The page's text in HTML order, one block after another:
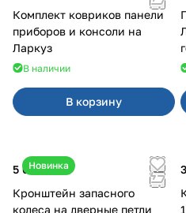
Комплект ковриков панели
приборов и консоли на
Ларкуз
В наличии
В корзину
Новинка
5 050 ₽
Кронштейн запасного
колеса на дверные петли